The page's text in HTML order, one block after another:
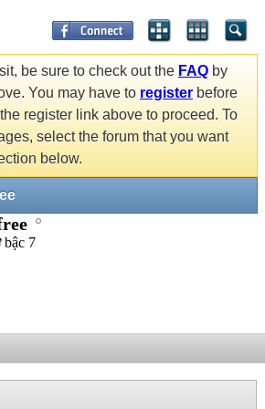
be sure to check out the FAQ by
You may have to register before
register link above to proceed. To
select the forum that you want
below.
bậc 7